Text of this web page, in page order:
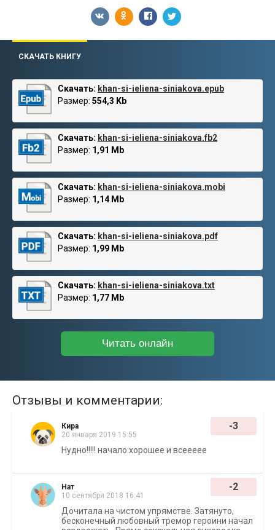
СКАЧАТЬ КНИГУ
Скачать: khan-si-ieliena-siniakova.epub
Размер: 554,3 Kb
Скачать: khan-si-ieliena-siniakova.fb2
Размер: 1,91 Mb
Скачать: khan-si-ieliena-siniakova.mobi
Размер: 1,14 Mb
Скачать: khan-si-ieliena-siniakova.pdf
Размер: 1,99 Mb
Скачать: khan-si-ieliena-siniakova.txt
Размер: 1,77 Mb
Читать онлайн
Отзывы и комментарии:
Кира
20 января 2019 15:55
-3
Нудно!!!!! начало хорошее и всеееее
Нат
10 сентября 2018 16:41
-2
Дочитала на чистом упрямстве. Затянуто,
бесконечный любовный тремор героини начал